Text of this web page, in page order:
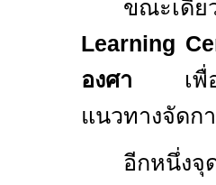
ขณะเดี
Learning
องศา เพื่อใ
แนวทางจัดก
อีกหนึ่งจุ